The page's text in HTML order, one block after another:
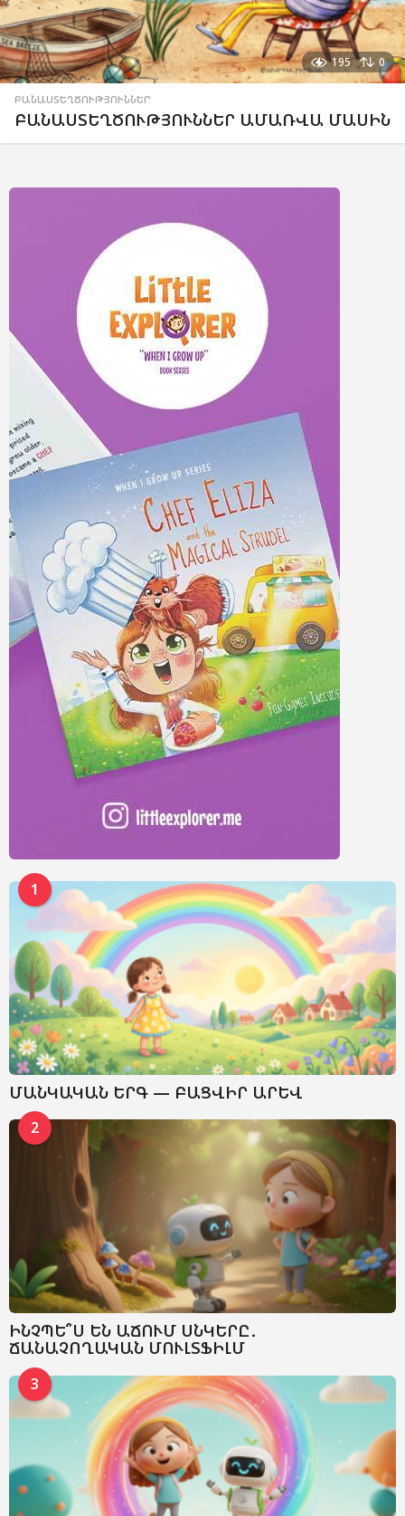
195 0
ԲԱՆԱՍՏԵՂԾՈՒԹՅՈՒՆՆԵՐ
ԲԱՆԱՍՏԵՂԾՈՒԹՅՈՒՆՆԵՐ ԱՄԱՌՎԱ ՄԱՍԻՆ
1
ՄԱՆԿԱԿԱՆ ԵՐԳ — ԲԱՑՎԻՐ ԱՐԵՎ
2
ԻՆՉՊԵ՞Ս ԵՆ ԱՃՈՒՄ ՍՆԿԵՐԸ․
ՃԱՆԱՉՈՂԱԿԱՆ ՄՈՒԼՏՖԻԼՄ
3